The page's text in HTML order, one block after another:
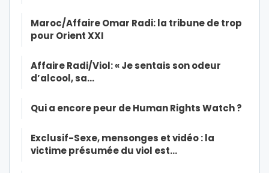
Maroc/Affaire Omar Radi: la tribune de trop
pour Orient XXI
Affaire Radi/Viol: « Je sentais son odeur
d’alcool, sa…
Qui a encore peur de Human Rights Watch ?
Exclusif-Sexe, mensonges et vidéo : la
victime présumée du viol est…